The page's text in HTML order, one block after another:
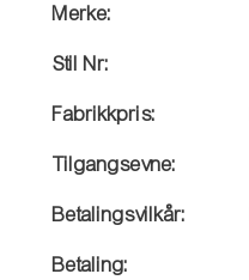
Merke:
Stil Nr:
Fabrikkpris:
Tilgangsevne:
Betalingsvilkår:
Betaling: